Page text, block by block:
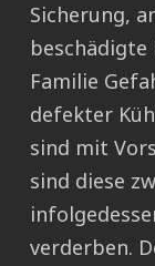
Sicherung,
beschädigte
Familie
defekter
sind mit
sind diese
verderben.